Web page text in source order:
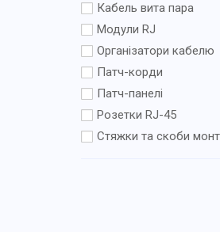
Кабель вита пара
Модули RJ
Організатори кабелю
Патч-корди
Патч-панелі
Розетки RJ-45
Стяжки та скоби